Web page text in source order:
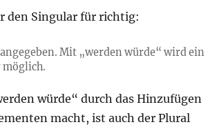
den Singular für richtig:
Mit „werden würde“ wird ein
möglich.
würde“ durch das Hinzufügen
macht, ist auch der Plural